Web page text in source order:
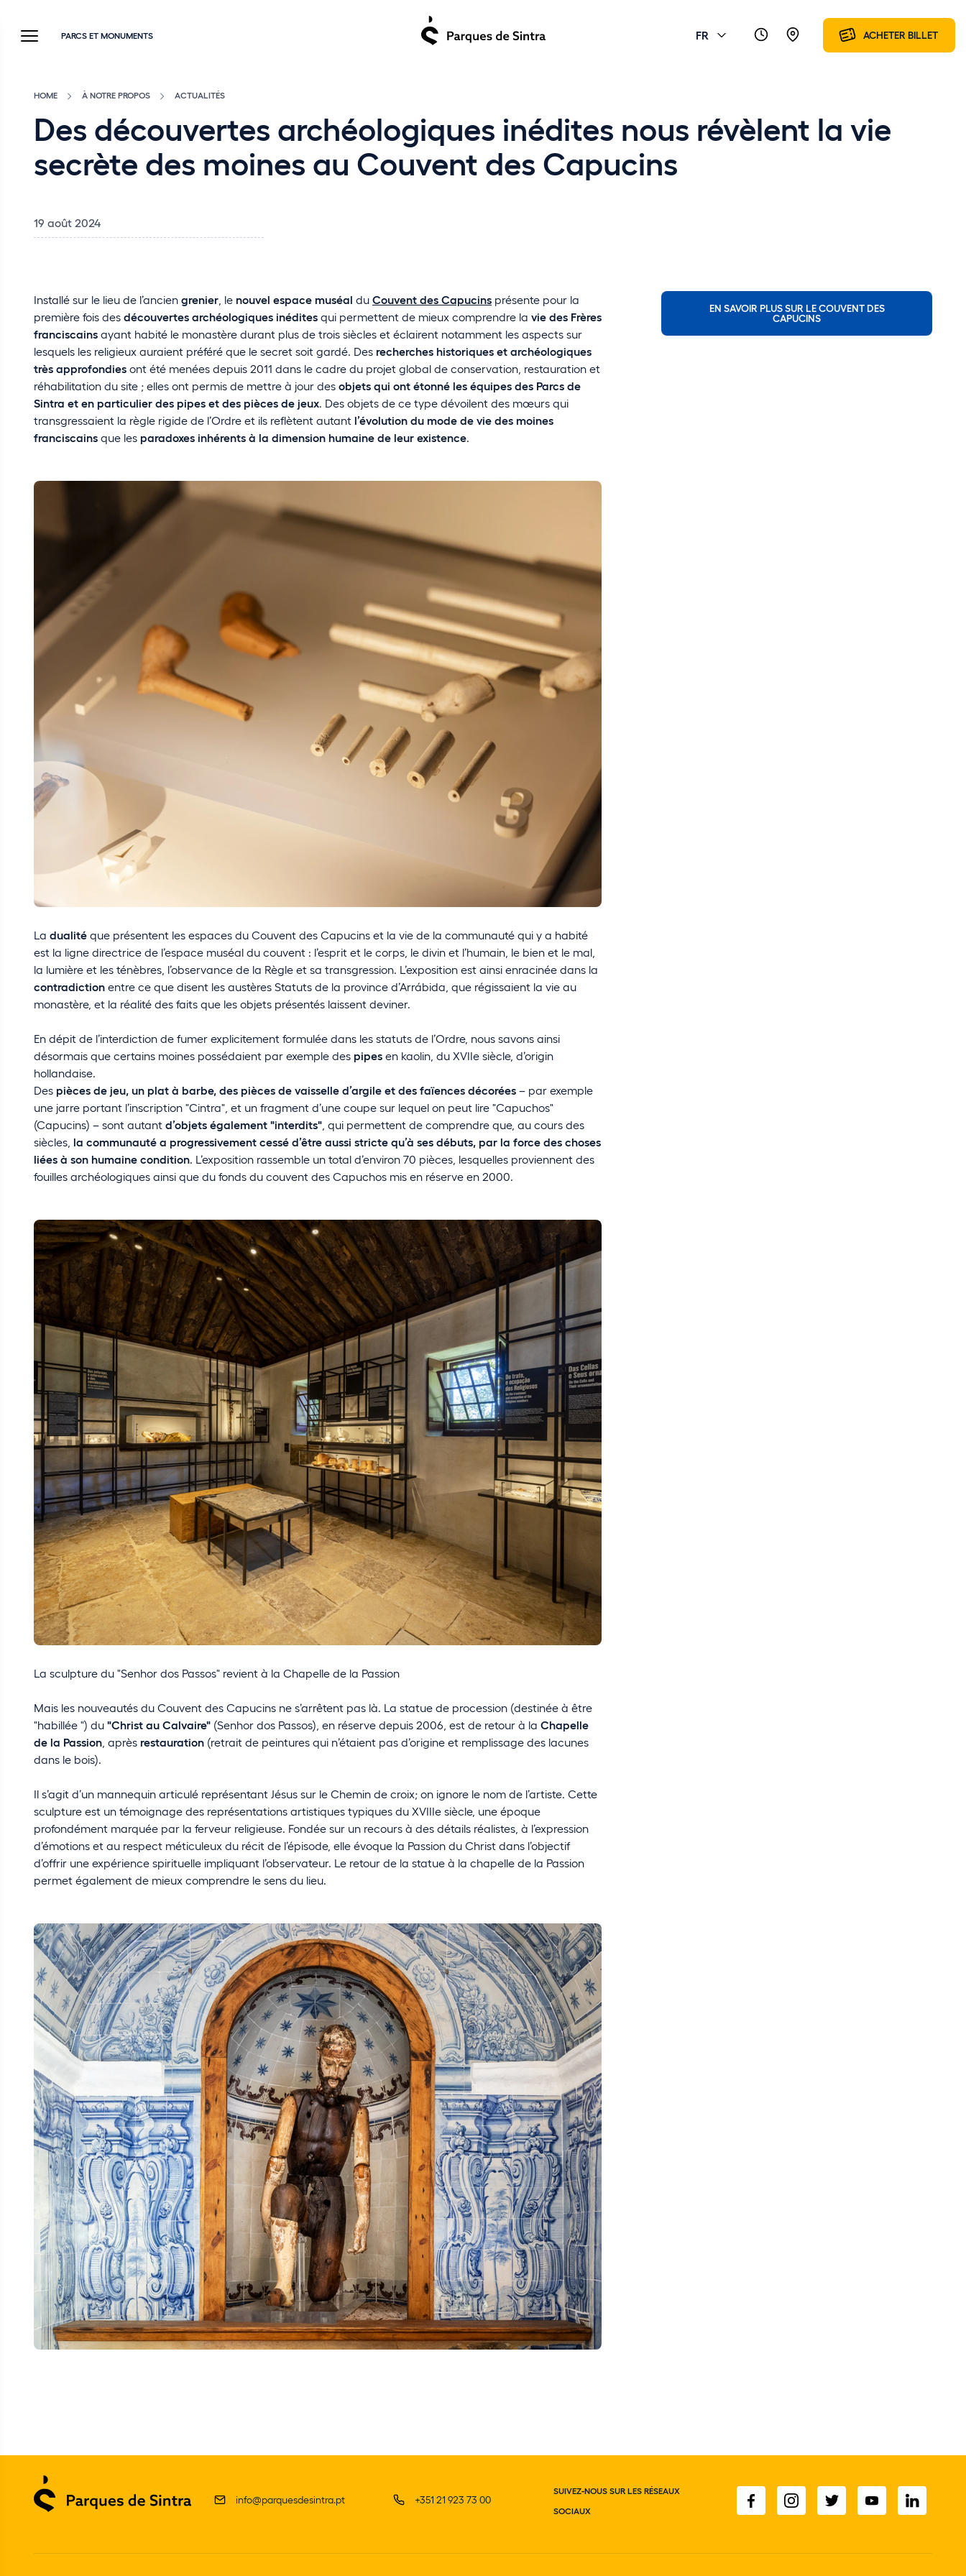
PARCS ET MONUMENTS FR ACHETER BILLET
HOME À NOTRE PROPOS ACTUALITÉS
Des découvertes archéologiques inédites nous révèlent la vie
secrète des moines au Couvent des Capucins
19 août 2024
Installé sur le lieu de l’ancien grenier , le nouvel espace muséal du Couvent des Capucins présente pour la
première fois des découvertes archéologiques inédites qui permettent de mieux comprendre la vie des Frères
franciscains ayant habité le monastère durant plus de trois siècles et éclairent notamment les aspects sur
lesquels les religieux auraient préféré que le secret soit gardé. Des recherches historiques et archéologiques
très approfondies ont été menées depuis 2011 dans le cadre du projet global de conservation, restauration et
réhabilitation du site ; elles ont permis de mettre à jour des objets qui ont étonné les équipes des Parcs de
Sintra et en particulier des pipes et des pièces de jeux. Des objets de ce type dévoilent des mœurs qui
transgressaient la règle rigide de l’Ordre et ils reflètent autant l’évolution du mode de vie des moines
franciscains que les paradoxes inhérents à la dimension humaine de leur existence.
La dualité que présentent les espaces du Couvent des Capucins et la vie de la communauté qui y a habité
est la ligne directrice de l’espace muséal du couvent : l’esprit et le corps, le divin et l’humain, le bien et le mal,
la lumière et les ténèbres, l’observance de la Règle et sa transgression. L’exposition est ainsi enracinée dans la
contradiction entre ce que disent les austères Statuts de la province d’Arrábida, que régissaient la vie au
monastère, et la réalité des faits que les objets présentés laissent deviner.
En dépit de l’interdiction de fumer explicitement formulée dans les statuts de l’Ordre, nous savons ainsi
désormais que certains moines possédaient par exemple des pipes en kaolin, du XVIIe siècle, d’origin
hollandaise.
Des pièces de jeu, un plat à barbe, des pièces de vaisselle d’argile et des faïences décorées – par exemple
une jarre portant l’inscription "Cintra", et un fragment d’une coupe sur lequel on peut lire "Capuchos"
(Capucins) – sont autant d’objets également "interdits" , qui permettent de comprendre que, au cours des
siècles, la communauté a progressivement cessé d’être aussi stricte qu’à ses débuts, par la force des choses
liées à son humaine condition . L’exposition rassemble un total d’environ 70 pièces, lesquelles proviennent des
fouilles archéologiques ainsi que du fonds du couvent des Capuchos mis en réserve en 2000.
La sculpture du "Senhor dos Passos" revient à la Chapelle de la Passion
Mais les nouveautés du Couvent des Capucins ne s’arrêtent pas là. La statue de procession (destinée à être
"habillée ") du "Christ au Calvaire" (Senhor dos Passos), en réserve depuis 2006, est de retour à la Chapelle
de la Passion , après restauration (retrait de peintures qui n’étaient pas d’origine et remplissage des lacunes
dans le bois).
Il s’agit d’un mannequin articulé représentant Jésus sur le Chemin de croix; on ignore le nom de l’artiste. Cette
sculpture est un témoignage des représentations artistiques typiques du XVIIIe siècle, une époque
profondément marquée par la ferveur religieuse. Fondée sur un recours à des détails réalistes, à l’expression
d’émotions et au respect méticuleux du récit de l’épisode, elle évoque la Passion du Christ dans l’objectif
d’offrir une expérience spirituelle impliquant l’observateur. Le retour de la statue à la chapelle de la Passion
permet également de mieux comprendre le sens du lieu.
EN SAVOIR PLUS SUR LE COUVENT DES
CAPUCINS
info@parquesdesintra.pt +351 21 923 73 00
SUIVEZ-NOUS SUR LES RÉSEAUX
SOCIAUX